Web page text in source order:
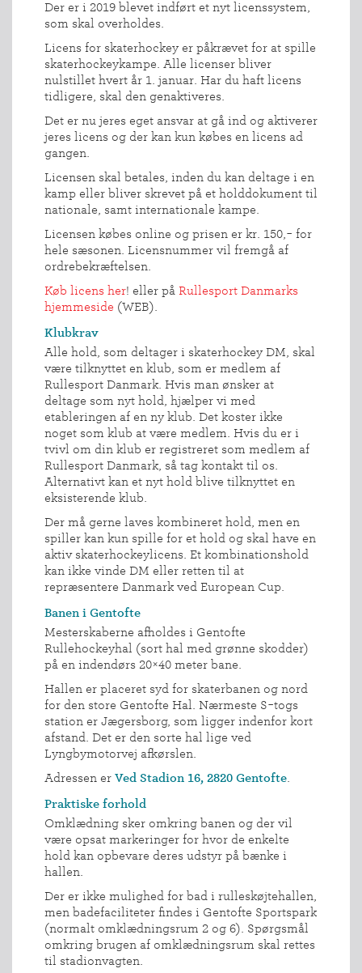
INDMELDELSE
Der er i 2019 blevet indført et nyt licenssystem,
som skal overholdes.
Licens for skaterhockey er påkrævet for at spille
skaterhockeykampe. Alle licenser bliver
nulstillet hvert år 1. januar. Har du haft licens
tidligere, skal den genaktiveres.
Det er nu jeres eget ansvar at gå ind og aktiverer
jeres licens og der kan kun købes en licens ad
gangen.
Licensen skal betales, inden du kan deltage i en
kamp eller bliver skrevet på et holddokument til
nationale, samt internationale kampe.
Licensen købes online og prisen er kr. 150,- for
hele sæsonen. Licensnummer vil fremgå af
ordrebekræftelsen.
Køb licens her! eller på Rullesport Danmarks
hjemmeside (WEB).
Klubkrav
Alle hold, som deltager i skaterhockey DM, skal
være tilknyttet en klub, som er medlem af
Rullesport Danmark. Hvis man ønsker at
deltage som nyt hold, hjælper vi med
etableringen af en ny klub. Det koster ikke
noget som klub at være medlem. Hvis du er i
tvivl om din klub er registreret som medlem af
Rullesport Danmark, så tag kontakt til os.
Alternativt kan et nyt hold blive tilknyttet en
eksisterende klub.
Der må gerne laves kombineret hold, men en
spiller kan kun spille for et hold og skal have en
aktiv skaterhockeylicens. Et kombinationshold
kan ikke vinde DM eller retten til at
repræsentere Danmark ved European Cup.
Banen i Gentofte
Mesterskaberne afholdes i Gentofte
Rullehockeyhal (sort hal med grønne skodder)
på en indendørs 20×40 meter bane.
Hallen er placeret syd for skaterbanen og nord
for den store Gentofte Hal. Nærmeste S-togs
station er Jægersborg, som ligger indenfor kort
afstand. Det er den sorte hal lige ved
Lyngbymotorvej afkørslen.
Adressen er Ved Stadion 16, 2820 Gentofte
Praktiske forhold
Omklædning sker omkring banen og der vil
være opsat markeringer for hvor de enkelte
hold kan opbevare deres udstyr på bænke i
hallen.
Der er ikke mulighed for bad i rulleskøjtehallen,
men badefaciliteter findes i Gentofte Sportspark
(normalt omklædningsrum 2 og 6). Spørgsmål
omkring brugen af omklædningsrum skal rettes
til stadionvagten.